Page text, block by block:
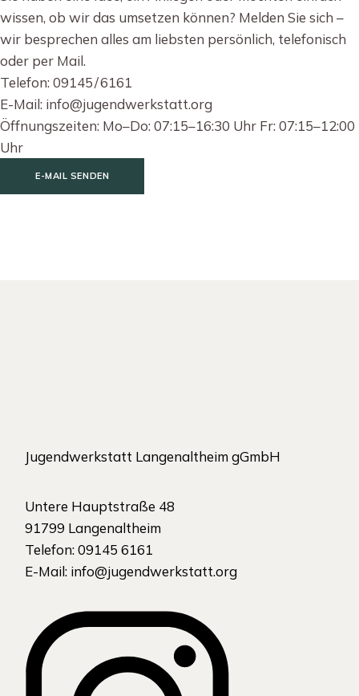
wissen, ob wir das umsetzen können? Melden Sie sich –
wir besprechen alles am liebsten persönlich, telefonisch
oder per Mail.
Telefon: 09145 / 6161
E-Mail: info@jugendwerkstatt.org
Öffnungszeiten: Mo–Do: 07:15–16:30 Uhr Fr: 07:15–12:00
Uhr
E-MAIL SENDEN
Jugendwerkstatt Langenaltheim gGmbH
Untere Hauptstraße 48
91799 Langenaltheim
Telefon: 09145 6161
E-Mail: info@jugendwerkstatt.org